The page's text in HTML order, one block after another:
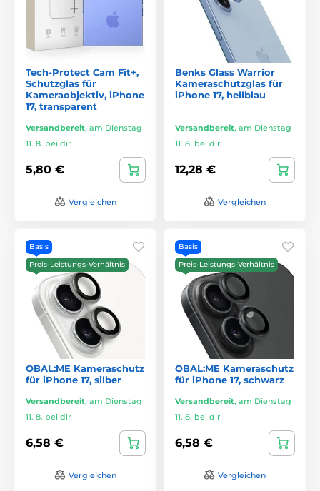
Tech-Protect Cam Fit+,
Schutzglas für
Kameraobjektiv, iPhone
17, transparent
Versandbereit, am Dienstag
11. 8. bei dir
5,80 €
Vergleichen
Benks Glass Warrior
Kameraschutzglas für
iPhone 17, hellblau
Versandbereit, am Dienstag
11. 8. bei dir
12,28 €
Vergleichen
Basis
Preis-Leistungs-Verhältnis
OBAL:ME Kameraschutz
für iPhone 17, silber
Versandbereit, am Dienstag
11. 8. bei dir
6,58 €
Vergleichen
Basis
Preis-Leistungs-Verhältnis
OBAL:ME Kameraschutz
für iPhone 17, schwarz
Versandbereit, am Dienstag
11. 8. bei dir
6,58 €
Vergleichen